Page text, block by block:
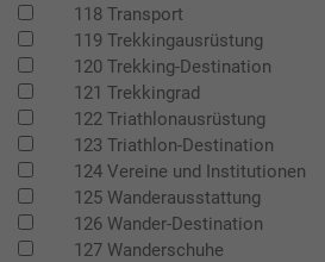
118 Transport
119 Trekkingausrüstung
120 Trekking-Destination
121 Trekkingrad
122 Triathlonausrüstung
123 Triathlon-Destination
124 Vereine und Institutionen
125 Wanderausstattung
126 Wander-Destination
127 Wanderschuhe